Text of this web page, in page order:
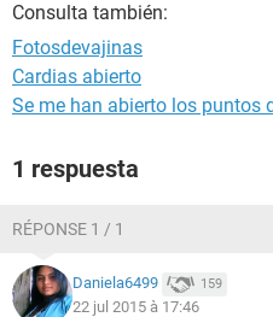
Consulta también:
Fotosdevajinas
Cardias abierto
Se me han abierto los puntos
1 respuesta
RÉPONSE 1 / 1
Daniela6499 159
22 jul 2015 à 17:46